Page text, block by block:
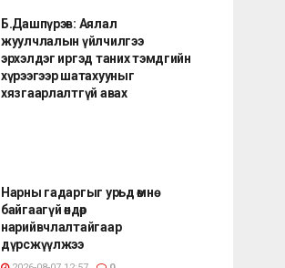
Б.Дашпүрэв: Аялал
жуулчлалын үйлчилгээ
эрхэлдэг иргэд таних тэмдгийн
хүрээгээр шатахууныг
хязгаарлалтгүй авах
Нарны гадаргыг урьд өмнө
байгаагүй өндөр
нарийвчлалтайгаар
дүрсжүүлжээ